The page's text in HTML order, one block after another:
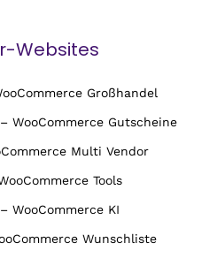
Websites
Großhandel
WooCommerce Gutscheine
Multi Vendor
Tools
WooCommerce KI
Wunschliste